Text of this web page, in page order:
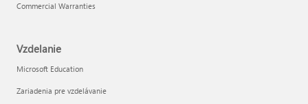
Commercial Warranties
Vzdelanie
Microsoft Education
Zariadenia pre vzdelávanie